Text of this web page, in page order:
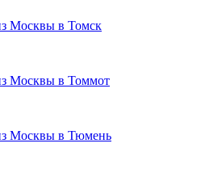
Москвы в Томск
Москвы в Томмот
Москвы в Тюмень